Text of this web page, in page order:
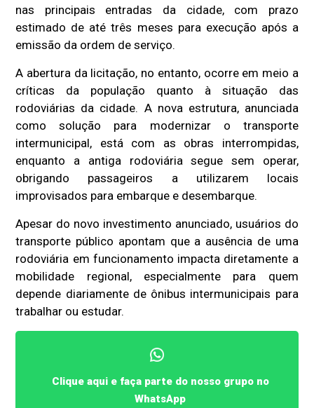
nas principais entradas da cidade, com prazo
estimado de até três meses para execução após a
emissão da ordem de serviço.
A abertura da licitação, no entanto, ocorre em meio a
críticas da população quanto à situação das
rodoviárias da cidade. A nova estrutura, anunciada
como solução para modernizar o transporte
intermunicipal, está com as obras interrompidas,
enquanto a antiga rodoviária segue sem operar,
obrigando passageiros a utilizarem locais
improvisados para embarque e desembarque.
Apesar do novo investimento anunciado, usuários do
transporte público apontam que a ausência de uma
rodoviária em funcionamento impacta diretamente a
mobilidade regional, especialmente para quem
depende diariamente de ônibus intermunicipais para
trabalhar ou estudar.
Clique aqui e faça parte do nosso grupo no
WhatsApp